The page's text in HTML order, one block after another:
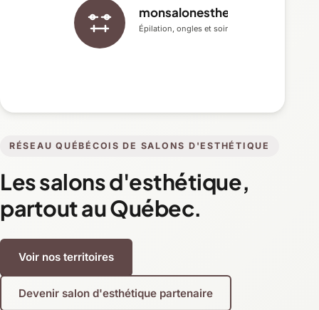
RÉSEAU QUÉBÉCOIS DE SALONS D'ESTHÉTIQUE
Les salons d'esthétique,
partout au Québec.
Voir nos territoires
Devenir salon d'esthétique partenaire
monsalonesthetique.ca
Épilation, ongles et soins du visage